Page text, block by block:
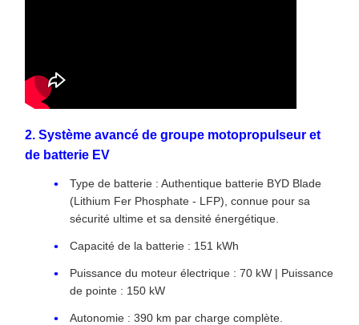
2. Système avancé de groupe motopropulseur et
de batterie EV
Type de batterie : Authentique batterie BYD Blade
(Lithium Fer Phosphate - LFP), connue pour sa
sécurité ultime et sa densité énergétique.
Capacité de la batterie : 151 kWh
Puissance du moteur électrique : 70 kW | Puissance
de pointe : 150 kW
Autonomie : 390 km par charge complète.